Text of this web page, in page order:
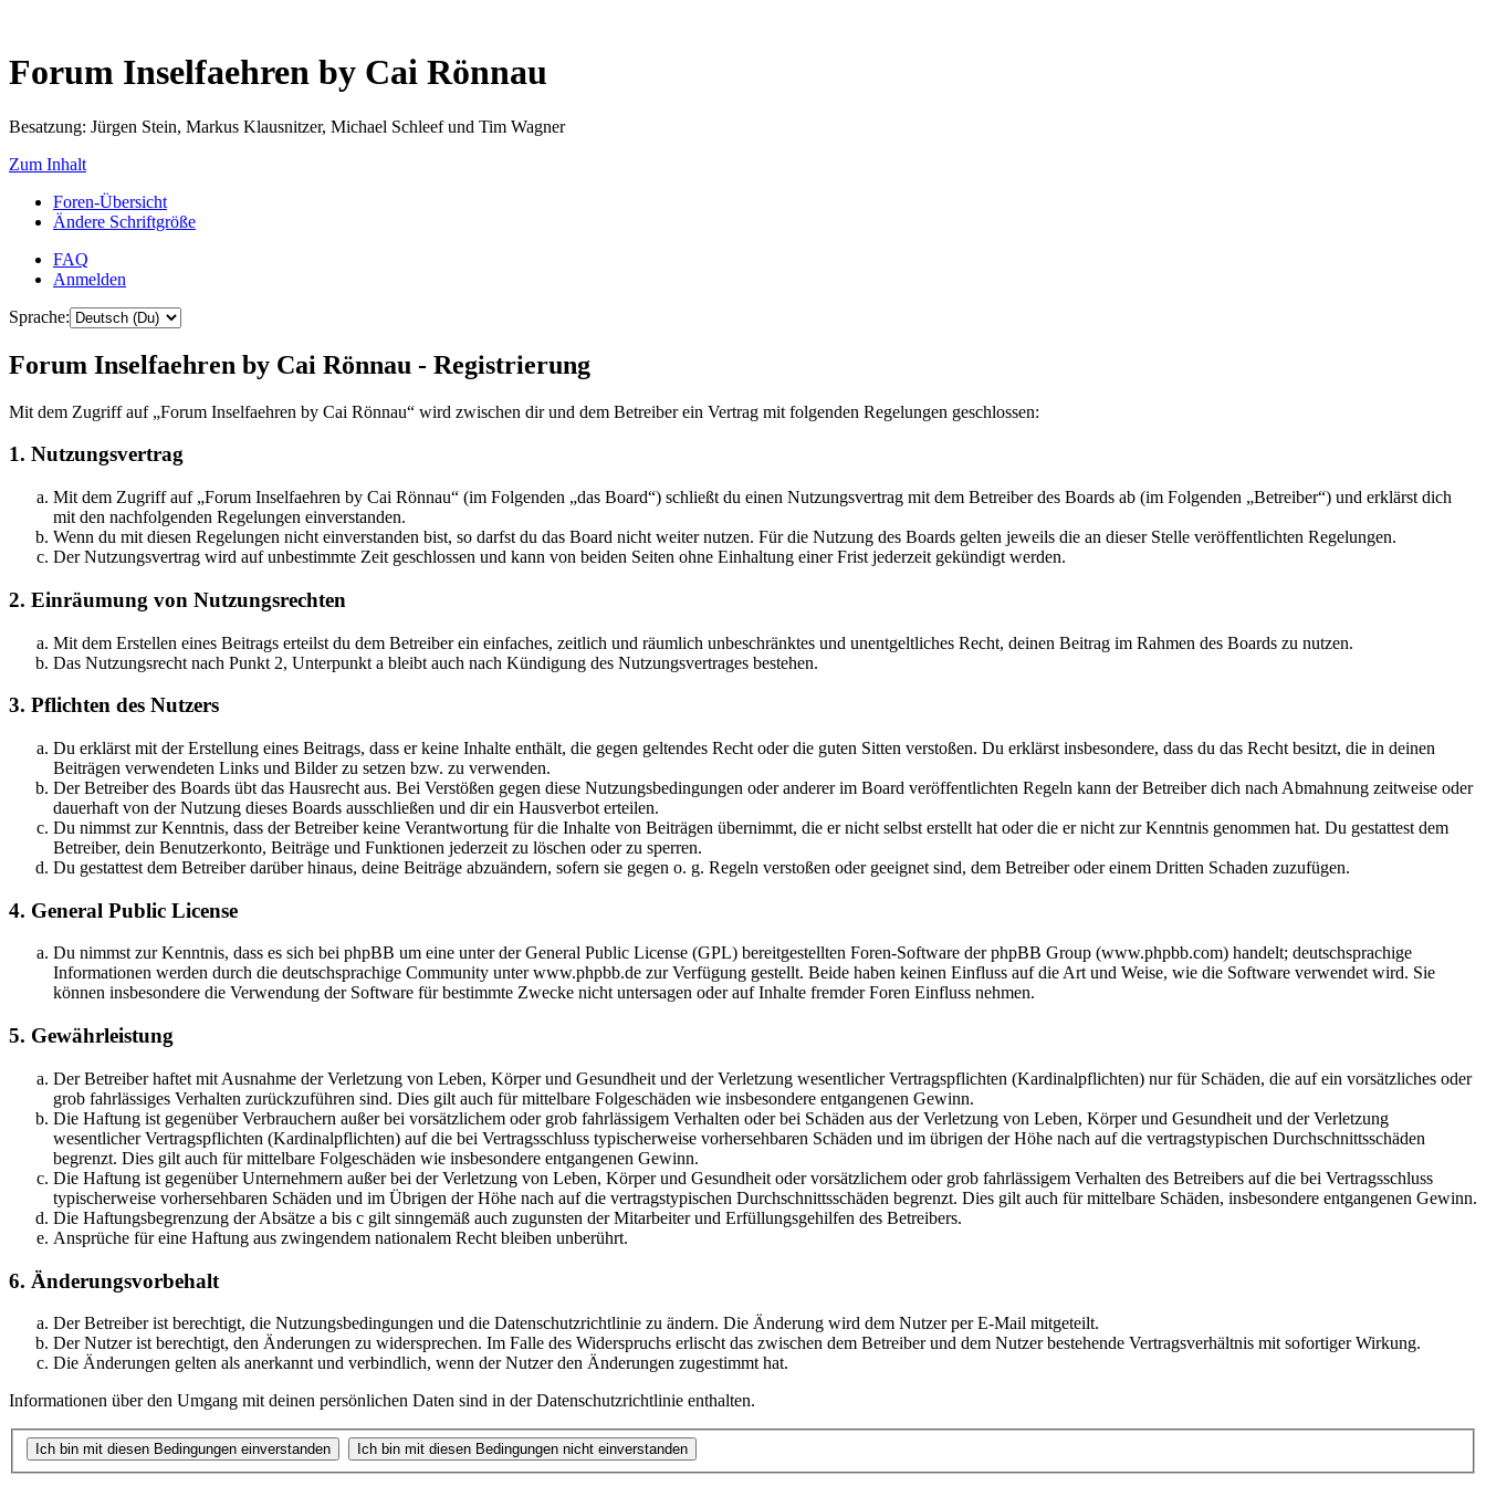
Forum Inselfaehren by Cai Rönnau
Besatzung: Jürgen Stein, Markus Klausnitzer, Michael Schleef und Tim Wagner
Zum Inhalt
Foren-Übersicht
Ändere Schriftgröße
FAQ
Anmelden
Sprache:
Forum Inselfaehren by Cai Rönnau - Registrierung
Mit dem Zugriff auf „Forum Inselfaehren by Cai Rönnau“ wird zwischen dir und dem Betreiber ein Vertrag mit folgenden Regelungen geschlossen:
1. Nutzungsvertrag
Mit dem Zugriff auf „Forum Inselfaehren by Cai Rönnau“ (im Folgenden „das Board“) schließt du einen Nutzungsvertrag mit dem Betreiber des Boards ab (im Folgenden „Betreiber“) und erklärst dich
mit den nachfolgenden Regelungen einverstanden.
Wenn du mit diesen Regelungen nicht einverstanden bist, so darfst du das Board nicht weiter nutzen. Für die Nutzung des Boards gelten jeweils die an dieser Stelle veröffentlichten Regelungen.
Der Nutzungsvertrag wird auf unbestimmte Zeit geschlossen und kann von beiden Seiten ohne Einhaltung einer Frist jederzeit gekündigt werden.
2. Einräumung von Nutzungsrechten
Mit dem Erstellen eines Beitrags erteilst du dem Betreiber ein einfaches, zeitlich und räumlich unbeschränktes und unentgeltliches Recht, deinen Beitrag im Rahmen des Boards zu nutzen.
Das Nutzungsrecht nach Punkt 2, Unterpunkt a bleibt auch nach Kündigung des Nutzungsvertrages bestehen.
3. Pflichten des Nutzers
Du erklärst mit der Erstellung eines Beitrags, dass er keine Inhalte enthält, die gegen geltendes Recht oder die guten Sitten verstoßen. Du erklärst insbesondere, dass du das Recht besitzt, die in deinen
Beiträgen verwendeten Links und Bilder zu setzen bzw. zu verwenden.
Der Betreiber des Boards übt das Hausrecht aus. Bei Verstößen gegen diese Nutzungsbedingungen oder anderer im Board veröffentlichten Regeln kann der Betreiber dich nach Abmahnung zeitweise oder
dauerhaft von der Nutzung dieses Boards ausschließen und dir ein Hausverbot erteilen.
Du nimmst zur Kenntnis, dass der Betreiber keine Verantwortung für die Inhalte von Beiträgen übernimmt, die er nicht selbst erstellt hat oder die er nicht zur Kenntnis genommen hat. Du gestattest dem
Betreiber, dein Benutzerkonto, Beiträge und Funktionen jederzeit zu löschen oder zu sperren.
Du gestattest dem Betreiber darüber hinaus, deine Beiträge abzuändern, sofern sie gegen o. g. Regeln verstoßen oder geeignet sind, dem Betreiber oder einem Dritten Schaden zuzufügen.
4. General Public License
Du nimmst zur Kenntnis, dass es sich bei phpBB um eine unter der General Public License (GPL) bereitgestellten Foren-Software der phpBB Group (www.phpbb.com) handelt; deutschsprachige
Informationen werden durch die deutschsprachige Community unter www.phpbb.de zur Verfügung gestellt. Beide haben keinen Einfluss auf die Art und Weise, wie die Software verwendet wird. Sie
können insbesondere die Verwendung der Software für bestimmte Zwecke nicht untersagen oder auf Inhalte fremder Foren Einfluss nehmen.
5. Gewährleistung
Der Betreiber haftet mit Ausnahme der Verletzung von Leben, Körper und Gesundheit und der Verletzung wesentlicher Vertragspflichten (Kardinalpflichten) nur für Schäden, die auf ein vorsätzliches oder
grob fahrlässiges Verhalten zurückzuführen sind. Dies gilt auch für mittelbare Folgeschäden wie insbesondere entgangenen Gewinn.
Die Haftung ist gegenüber Verbrauchern außer bei vorsätzlichem oder grob fahrlässigem Verhalten oder bei Schäden aus der Verletzung von Leben, Körper und Gesundheit und der Verletzung
wesentlicher Vertragspflichten (Kardinalpflichten) auf die bei Vertragsschluss typischerweise vorhersehbaren Schäden und im übrigen der Höhe nach auf die vertragstypischen Durchschnittsschäden
begrenzt. Dies gilt auch für mittelbare Folgeschäden wie insbesondere entgangenen Gewinn.
Die Haftung ist gegenüber Unternehmern außer bei der Verletzung von Leben, Körper und Gesundheit oder vorsätzlichem oder grob fahrlässigem Verhalten des Betreibers auf die bei Vertragsschluss
typischerweise vorhersehbaren Schäden und im Übrigen der Höhe nach auf die vertragstypischen Durchschnittsschäden begrenzt. Dies gilt auch für mittelbare Schäden, insbesondere entgangenen Gewinn.
Die Haftungsbegrenzung der Absätze a bis c gilt sinngemäß auch zugunsten der Mitarbeiter und Erfüllungsgehilfen des Betreibers.
Ansprüche für eine Haftung aus zwingendem nationalem Recht bleiben unberührt.
6. Änderungsvorbehalt
Der Betreiber ist berechtigt, die Nutzungsbedingungen und die Datenschutzrichtlinie zu ändern. Die Änderung wird dem Nutzer per E-Mail mitgeteilt.
Der Nutzer ist berechtigt, den Änderungen zu widersprechen. Im Falle des Widerspruchs erlischt das zwischen dem Betreiber und dem Nutzer bestehende Vertragsverhältnis mit sofortiger Wirkung.
Die Änderungen gelten als anerkannt und verbindlich, wenn der Nutzer den Änderungen zugestimmt hat.
Informationen über den Umgang mit deinen persönlichen Daten sind in der Datenschutzrichtlinie enthalten.